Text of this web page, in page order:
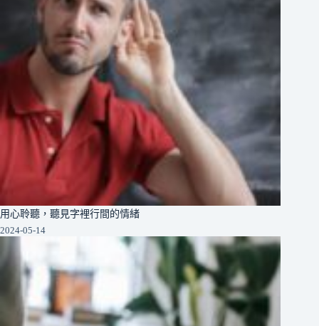
用心聆聽，聽見字裡行間的情緒
2024-05-14